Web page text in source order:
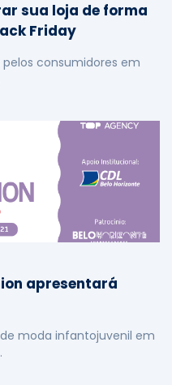
sua loja de forma
Friday
consumidores em
apresentará
moda infantojuvenil em